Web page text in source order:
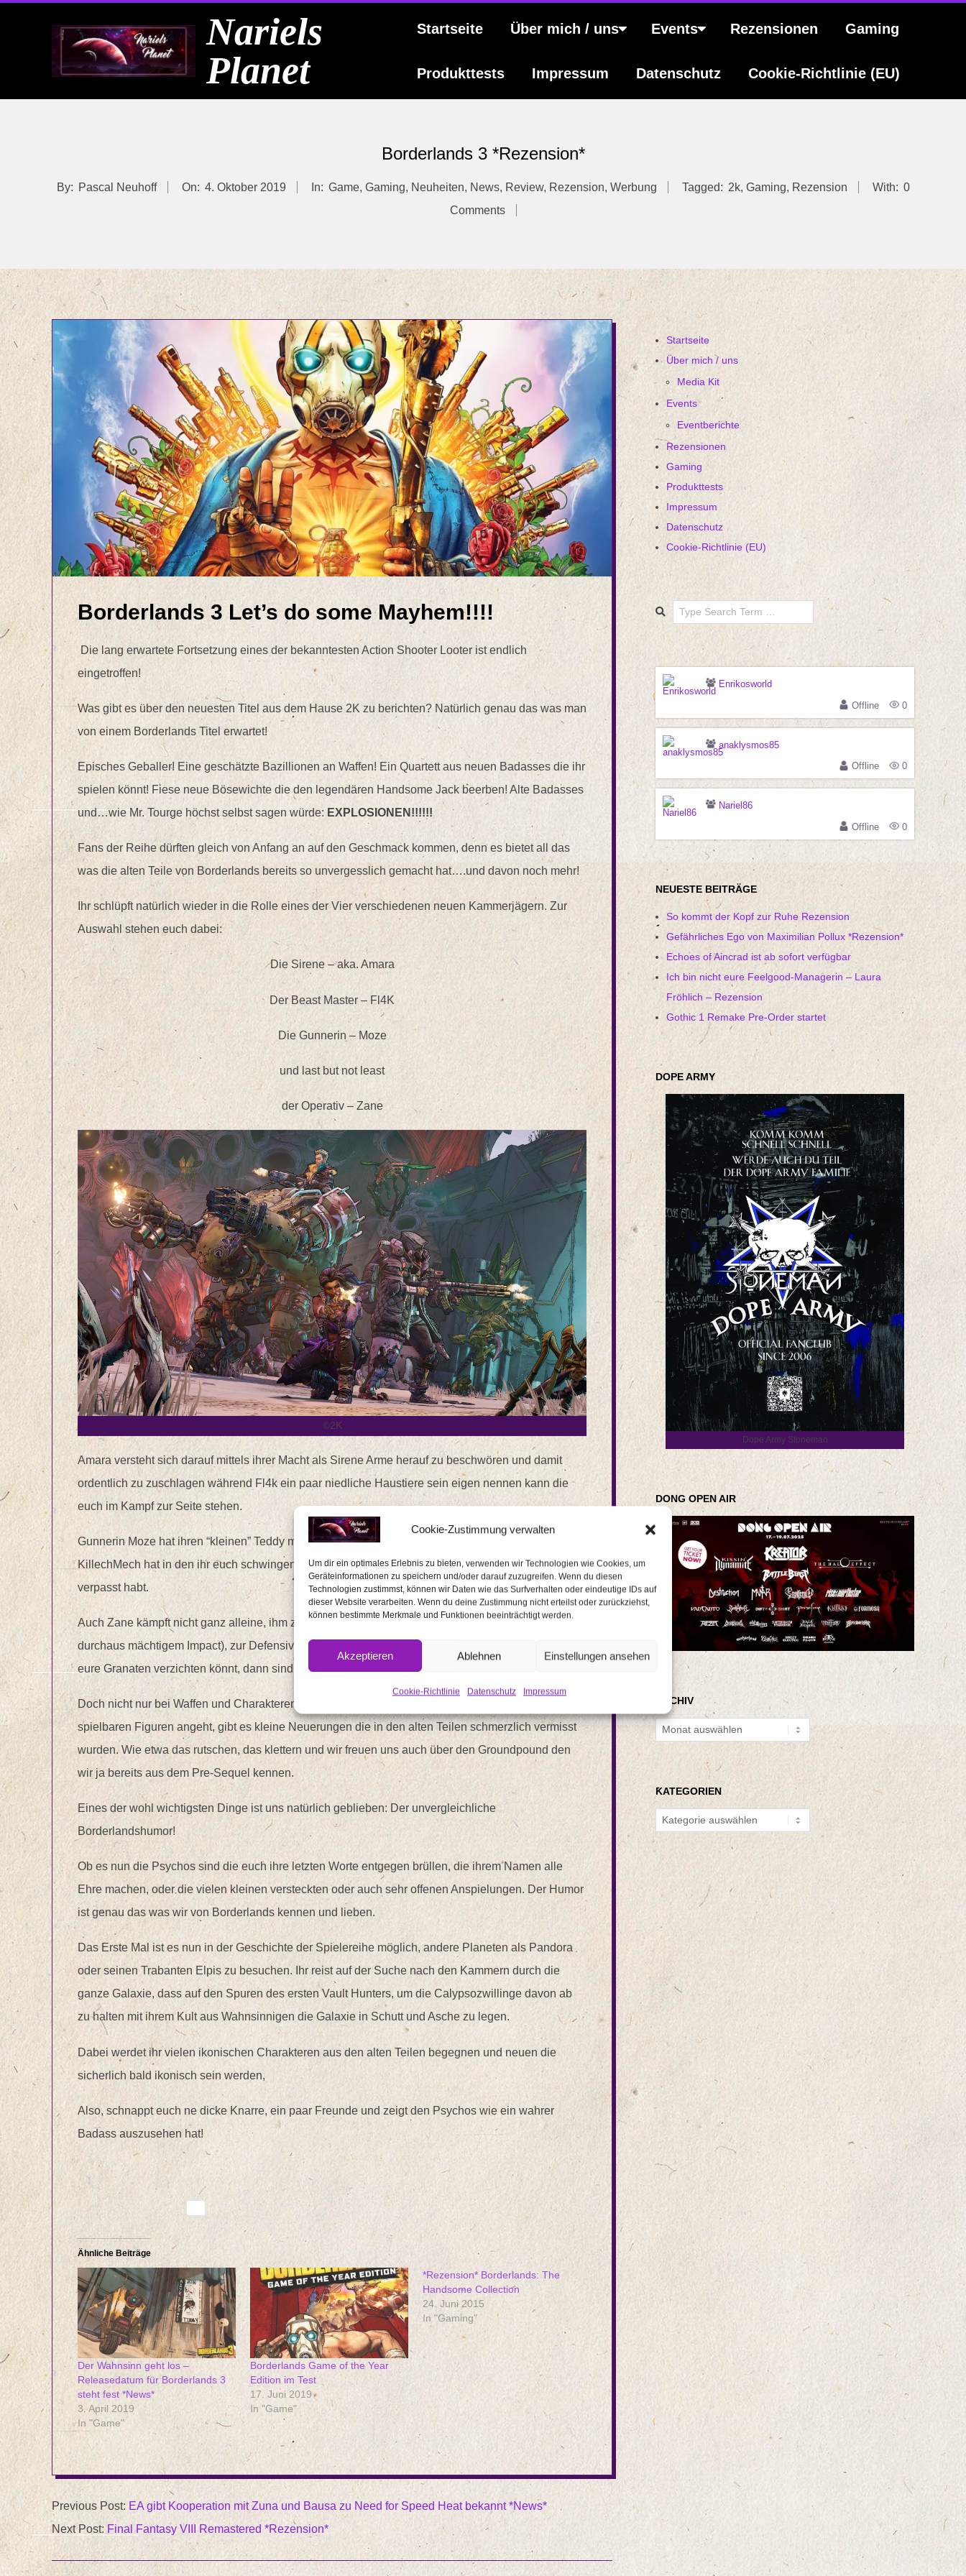
Cookie-Zustimmung verwalten
Um dir ein optimales Erlebnis zu bieten, verwenden wir Technologien wie Cookies, um
Geräteinformationen zu speichern und/oder darauf zuzugreifen. Wenn du diesen
Technologien zustimmst, können wir Daten wie das Surfverhalten oder eindeutige IDs auf
dieser Website verarbeiten. Wenn du deine Zustimmung nicht erteilst oder zurückziehst,
können bestimmte Merkmale und Funktionen beeinträchtigt werden.
Akzeptieren Ablehnen Einstellungen ansehen
Cookie-Richtlinie Datenschutz Impressum
Nariels
Planet
Startseite Über mich / uns Events Rezensionen Gaming
Produkttests Impressum Datenschutz Cookie-Richtlinie (EU)
Borderlands 3 *Rezension*
By: Pascal Neuhoff On: 4. Oktober 2019 In: Game, Gaming, Neuheiten, News, Review, Rezension, Werbung Tagged: 2k, Gaming, Rezension With: 0
Comments
Borderlands 3 Let’s do some Mayhem!!!!
Die lang erwartete Fortsetzung eines der bekanntesten Action Shooter Looter ist endlich
eingetroffen!
Was gibt es über den neuesten Titel aus dem Hause 2K zu berichten? Natürlich genau das was man
von einem Borderlands Titel erwartet!
Episches Geballer! Eine geschätzte Bazillionen an Waffen! Ein Quartett aus neuen Badasses die ihr
spielen könnt! Fiese neue Bösewichte die den legendären Handsome Jack beerben! Alte Badasses
und…wie Mr. Tourge höchst selbst sagen würde: EXPLOSIONEN!!!!!!
Fans der Reihe dürften gleich von Anfang an auf den Geschmack kommen, denn es bietet all das
was die alten Teile von Borderlands bereits so unvergesslich gemacht hat….und davon noch mehr!
Ihr schlüpft natürlich wieder in die Rolle eines der Vier verschiedenen neuen Kammerjägern. Zur
Auswahl stehen euch dabei:
Die Sirene – aka. Amara
Der Beast Master – Fl4K
Die Gunnerin – Moze
und last but not least
der Operativ – Zane
©2K
Amara versteht sich darauf mittels ihrer Macht als Sirene Arme herauf zu beschwören und damit
ordentlich zu zuschlagen während Fl4k ein paar niedliche Haustiere sein eigen nennen kann die
euch im Kampf zur Seite stehen.
Gunnerin Moze hat ihren “kleinen” Teddy mitgebracht, der verblüffende Ähnlichkeit mit einem
KillechMech hat in den ihr euch schwingen könnt nachdem ihr diesem Waffen aus dem Skilltree
verpasst habt.
Auch Zane kämpft nicht ganz alleine, ihm zur Seite stehen sein Digiklon und eine kleine Drohne (mit
durchaus mächtigem Impact), zur Defensive kann er dazu noch Barrieren nutzen und wenn ihr auf
eure Granaten verzichten könnt, dann sind zwei dieser drei Möglichkeiten aktiv!
Doch nicht nur bei Waffen und Charakteren hat sich etwas geändert auch was das Movement der
spielbaren Figuren angeht, gibt es kleine Neuerungen die in den alten Teilen schmerzlich vermisst
wurden. Wie etwa das rutschen, das klettern und wir freuen uns auch über den Groundpound den
wir ja bereits aus dem Pre-Sequel kennen.
Eines der wohl wichtigsten Dinge ist uns natürlich geblieben: Der unvergleichliche
Borderlandshumor!
Ob es nun die Psychos sind die euch ihre letzten Worte entgegen brüllen, die ihrem Namen alle
Ehre machen, oder die vielen kleinen versteckten oder auch sehr offenen Anspielungen. Der Humor
ist genau das was wir von Borderlands kennen und lieben.
Das Erste Mal ist es nun in der Geschichte der Spielereihe möglich, andere Planeten als Pandora
oder seinen Trabanten Elpis zu besuchen. Ihr reist auf der Suche nach den Kammern durch die
ganze Galaxie, dass auf den Spuren des ersten Vault Hunters, um die Calypsozwillinge davon ab
zu halten mit ihrem Kult aus Wahnsinnigen die Galaxie in Schutt und Asche zu legen.
Dabei werdet ihr vielen ikonischen Charakteren aus den alten Teilen begegnen und neuen die
sicherlich bald ikonisch sein werden,
Also, schnappt euch ne dicke Knarre, ein paar Freunde und zeigt den Psychos wie ein wahrer
Badass auszusehen hat!
Ähnliche Beiträge
Der Wahnsinn geht los –
Releasedatum für Borderlands 3
steht fest *News*
3. April 2019
In "Game"
Borderlands Game of the Year
Edition im Test
17. Juni 2019
In "Game"
*Rezension* Borderlands: The
Handsome Collection
24. Juni 2015
In "Gaming"
2019-
10-
04
Previous Post: EA gibt Kooperation mit Zuna und Bausa zu Need for Speed Heat bekannt *News*
Next Post: Final Fantasy VIII Remastered *Rezension*
Startseite
Über mich / uns
Media Kit
Events
Eventberichte
Rezensionen
Gaming
Produkttests
Impressum
Datenschutz
Cookie-Richtlinie (EU)
Search
Enrikosworld
Offline
0
anaklysmos85
Offline
0
Nariel86
Offline
0
NEUESTE BEITRÄGE
So kommt der Kopf zur Ruhe Rezension
Gefährliches Ego von Maximilian Pollux *Rezension*
Echoes of Aincrad ist ab sofort verfügbar
Ich bin nicht eure Feelgood-Managerin – Laura
Fröhlich – Rezension
Gothic 1 Remake Pre-Order startet
DOPE ARMY
Dope Army Stoneman
DONG OPEN AIR
ARCHIV
Archiv
KATEGORIEN
Kategorien